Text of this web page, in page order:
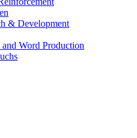
& Development
Word Production